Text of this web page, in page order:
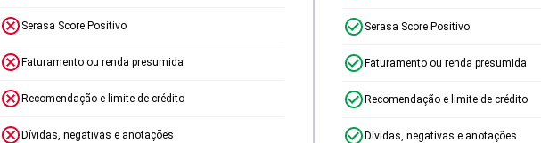
Serasa Score Positivo
Faturamento ou renda presumida
Recomendação e limite de crédito
Dívidas, negativas e anotações
Serasa Score Positivo
Faturamento ou renda presumida
Recomendação e limite de crédito
Dívidas, negativas e anotações